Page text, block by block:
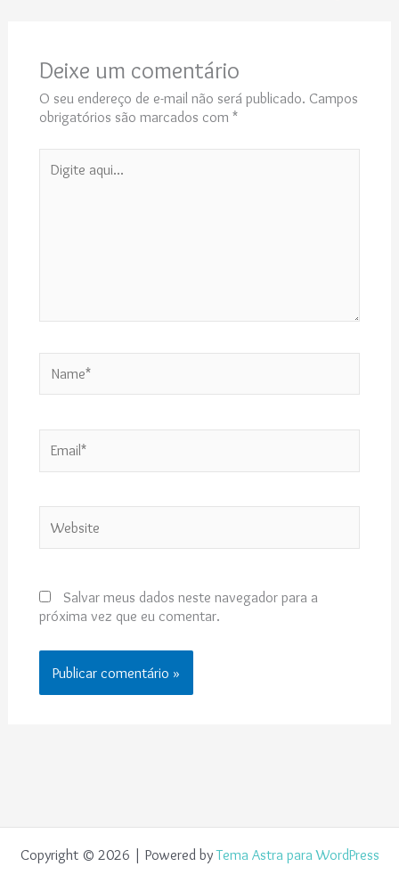
Deixe um comentário
O seu endereço de e-mail não será publicado. Campos
obrigatórios são marcados com *
aqui...
Salvar meus dados neste navegador para a
próxima vez que eu comentar.
Copyright © 2026 | Powered byTema Astra para WordPress